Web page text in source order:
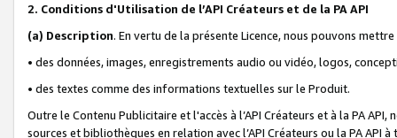
2. Conditions d'Utilisation de l’API Créateurs et de la PA API
(a) Description. En vertu de la présente Licence, nous pouvons
• des données, images, enregistrements audio ou vidéo, logos,
• des textes comme des informations textuelles sur le Produit.
Outre le Contenu Publicitaire et l'accès à l’API Créateurs et à la PA
sources et bibliothèques en relation avec l’API Créateurs ou la PA